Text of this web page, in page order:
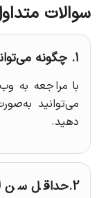
سوالات
۱. چگونه می‌توانم خودرویی در دبی اجاره کنم؟
با مراجعه به
می‌توانید
دهید.
2.حداقل سن